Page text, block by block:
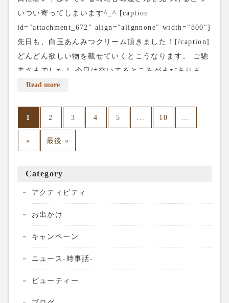
いつい寄ってしまいます^_^ [caption
id="attachment_672" align="alignnone" width="800"]
先日も、白玉あんみつクリーム頂きました！[/caption]
どんどん欲しい物を載せていくとこうなります。 ご馳
走さまでした！ 今日は空いてるところがまだありま
す。 皆様のお越しをお待ちしてます。 ネット予約は上
8672 よろしくお願いします。
Read more
1 2 3 4 5 ... 10 ...
» 最後 »
Category
アクティビティ
お出かけ
キャンペーン
ニュース-時事話-
ビューティー